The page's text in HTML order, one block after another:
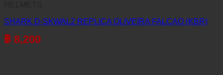
SHARK D-SKWAL2 REPLICA OLIVEIRA FALCAO (KBR)
฿ 8,200